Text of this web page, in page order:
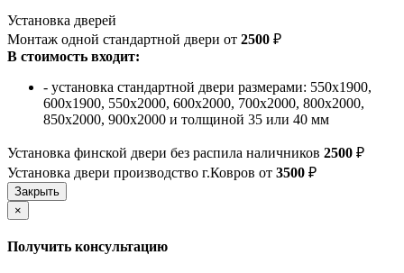
Установка дверей
Монтаж одной стандартной двери от 2500 ₽
В стоимость входит:
- установка стандартной двери размерами: 550х1900,
600х1900, 550х2000, 600х2000, 700х2000, 800х2000,
850х2000, 900х2000 и толщиной 35 или 40 мм
Установка финской двери без распила наличников 2500 ₽
Установка двери производство г.Ковров от 3500 ₽
×
Получить консультацию